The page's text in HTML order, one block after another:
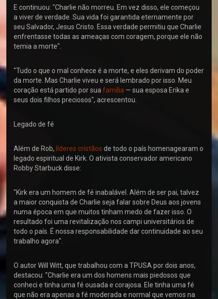
E continuou: "Charlie não morreu. Em vez disso, ele começou
a viver de verdade. Sua vida foi garantida eternamente por
seu Salvador, Jesus Cristo. Essa verdade permitiu que Charlie
enfrentasse todas as ameaças com coragem, porque ele não
temia a morte".
"Tudo o que o mal conhece é a morte, e eles derivam do poder
da morte. Mas Charlie viveu e será lembrado por isso. Meu
coração está partido por suafamília — sua esposa Erika e
seus dois filhos preciosos", acrescentou.
Legado de fé
Além de Rob,líderes cristãos de todo o país homenagearam o
legado espiritual de Kirk. O ativista conservador americano
Robby Starbuck disse:
"Kirk era um homem de fé inabalável. Além de ser pai, talvez
a maior conquista de Charlie seja falar sobre Deus aos jovens
numa época em que muitos tinham medo de fazer isso. O
resultado foi uma revitalização nos campi universitários de
todo o país. É nossa responsabilidade dar continuidade ao seu
trabalho agora".
O autor Will Witt, que trabalhou com a TPUSA por dois anos,
destacou: "Charlie era um dos homens mais piedosos que
conheci e tinha uma fé ousada e corajosa. Ele tinha uma fé
que não era apenas a fé moderada e normal que vemos na